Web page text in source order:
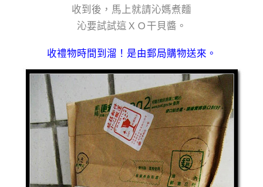
收到後，馬上就請沁媽煮麵
沁要試試這ＸＯ干貝醬。
收禮物時間到溜！是由郵局購物送來。